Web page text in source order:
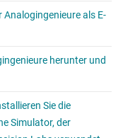
Analogingenieure als E-
herunter und
Sie die
Simulator, der